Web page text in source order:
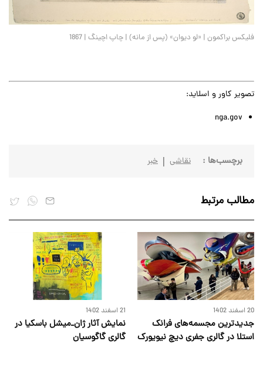
فلیکس براکمون | «لو دیوان» (پس از مانه) | چاپ اچینگ | 1867
تصویر کاور و اسلاید:
nga.gov
برچسب‌ها : نقاشی خبر
مطالب مرتبط
20 اسفند 1402
جدیدترین مجسمه‌های فرانک
استلا در گالری جفری دیچ نیویورک
21 اسفند 1402
نمایش آثار ژان‌ـ‌میشل باسکیا در
گالری گاگوسیان